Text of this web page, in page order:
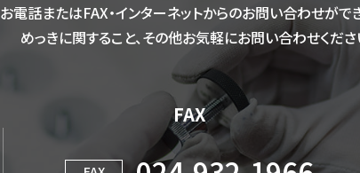
お電話またはFAX・インターネットからのお問い合わせがで
めっきに関すること、その他お気軽にお問い合わせくださ
FAX